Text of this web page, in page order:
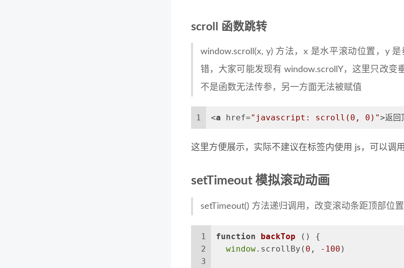
scroll 函数跳转
window.scroll(x, y) 方法，x 是水平滚动位置，y
错，大家可能发现有 window.scrollY，这里只改变
不是函数无法传参，另一方面无法被赋值
1 <a href="javascript: scroll(0, 0)">返回
这里方便展示，实际不建议在标签内使用 js，可以调
setTimeout 模拟滚动动画
setTimeout() 方法递归调用，改变滚动条距顶部位置
1
2
3
function backTop ( ) {
window.scrollBy( 0 , -100 )